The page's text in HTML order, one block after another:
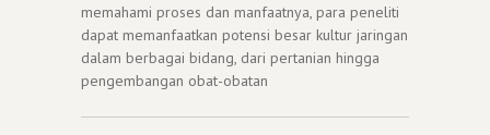
memahami proses dan manfaatnya, para peneliti
dapat memanfaatkan potensi besar kultur jaringan
dalam berbagai bidang, dari pertanian hingga
pengembangan obat-obatan